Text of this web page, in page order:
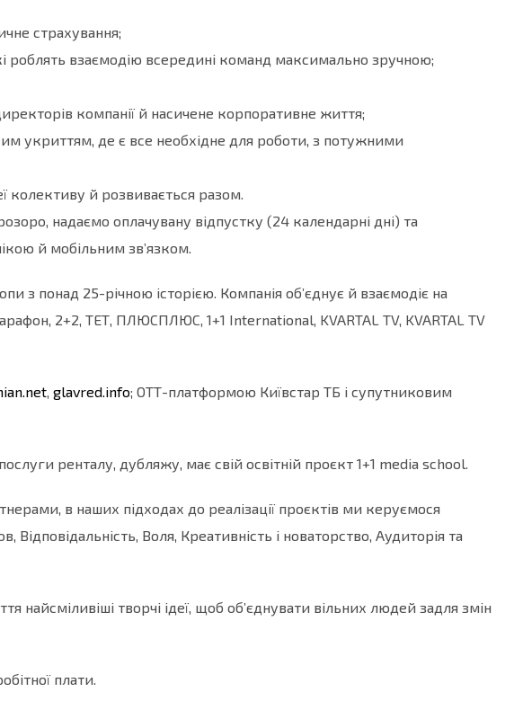
страхування;
роблять взаємодію всередині команд максимально зручною;
компанії й насичене корпоративне життя;
укриттям, де є все необхідне для роботи, з потужними
колективу й розвивається разом.
надаємо оплачувану відпустку (24 календарні дні) та
й мобільним зв’язком.
з понад 25-річною історією. Компанія об’єднує й взаємодіє на
2+2, ТЕТ, ПЛЮСПЛЮС, 1+1 International, KVARTAL TV, KVARTAL TV
, glavred.info; ОТТ-платформою Київстар ТБ і супутниковим
ренталу, дубляжу, має свій освітній проєкт 1+1 media school.
в наших підходах до реалізації проєктів ми керуємося
Воля, Креативність і новаторство, Аудиторія та
творчі ідеї, щоб об’єднувати вільних людей задля змін
плати.